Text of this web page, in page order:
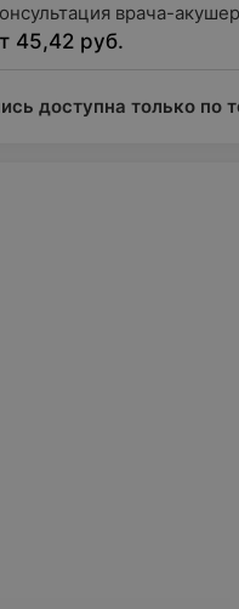
врача-
первой
45,42 руб.
доступна только по